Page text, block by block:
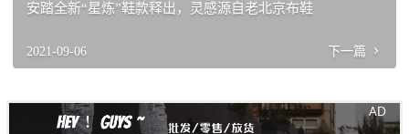
安踏全新“星炼”鞋款释出，灵感源自老北京布鞋
2021-09-06 下一篇